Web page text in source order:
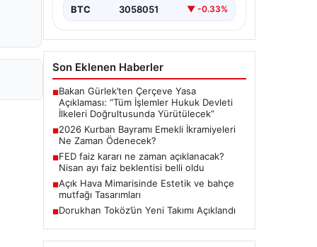
BTC 3058051 ▼ -0.33%
Son Eklenen Haberler
■Bakan Gürlek’ten Çerçeve Yasa
Açıklaması: “Tüm İşlemler Hukuk Devleti
İlkeleri Doğrultusunda Yürütülecek”
■2026 Kurban Bayramı Emekli İkramiyeleri
Ne Zaman Ödenecek?
■FED faiz kararı ne zaman açıklanacak?
Nisan ayı faiz beklentisi belli oldu
■Açık Hava Mimarisinde Estetik ve bahçe
mutfağı Tasarımları
■Dorukhan Toköz’ün Yeni Takımı Açıklandı